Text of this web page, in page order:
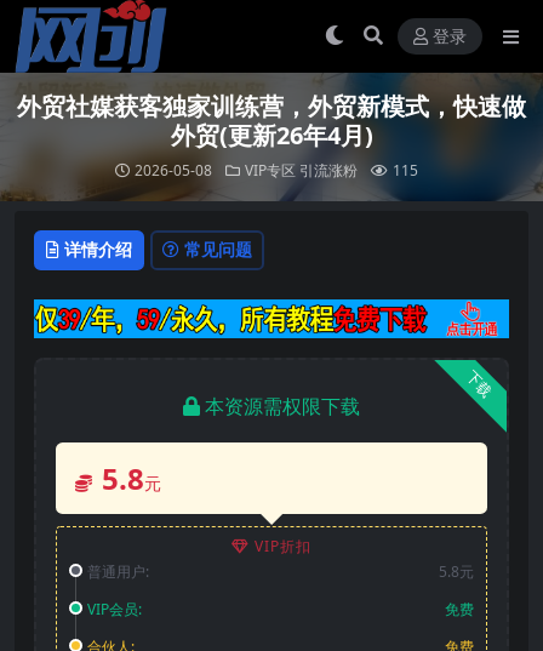
登录
外贸社媒获客独家训练营，外贸新模式，快速做
外贸(更新26年4月)
2026-05-08 VIP专区 引流涨粉 115
详情介绍 常见问题
下载
本资源需权限下载
5.8元
VIP折扣
普通用户:
5.8元
VIP会员:
免费